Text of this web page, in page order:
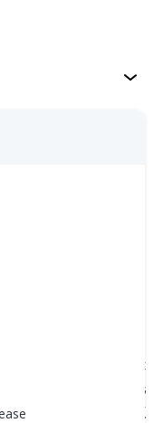
的狀況
CDE
盡了力氣。無論是
們都有情緒能量耗
會感到易怒、疲憊